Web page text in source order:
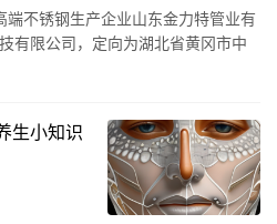
不锈钢生产企业山东金力特管业有
有限公司，定向为湖北省黄冈市中
值26.7万元。 黄冈市是此次疫…
生小知识